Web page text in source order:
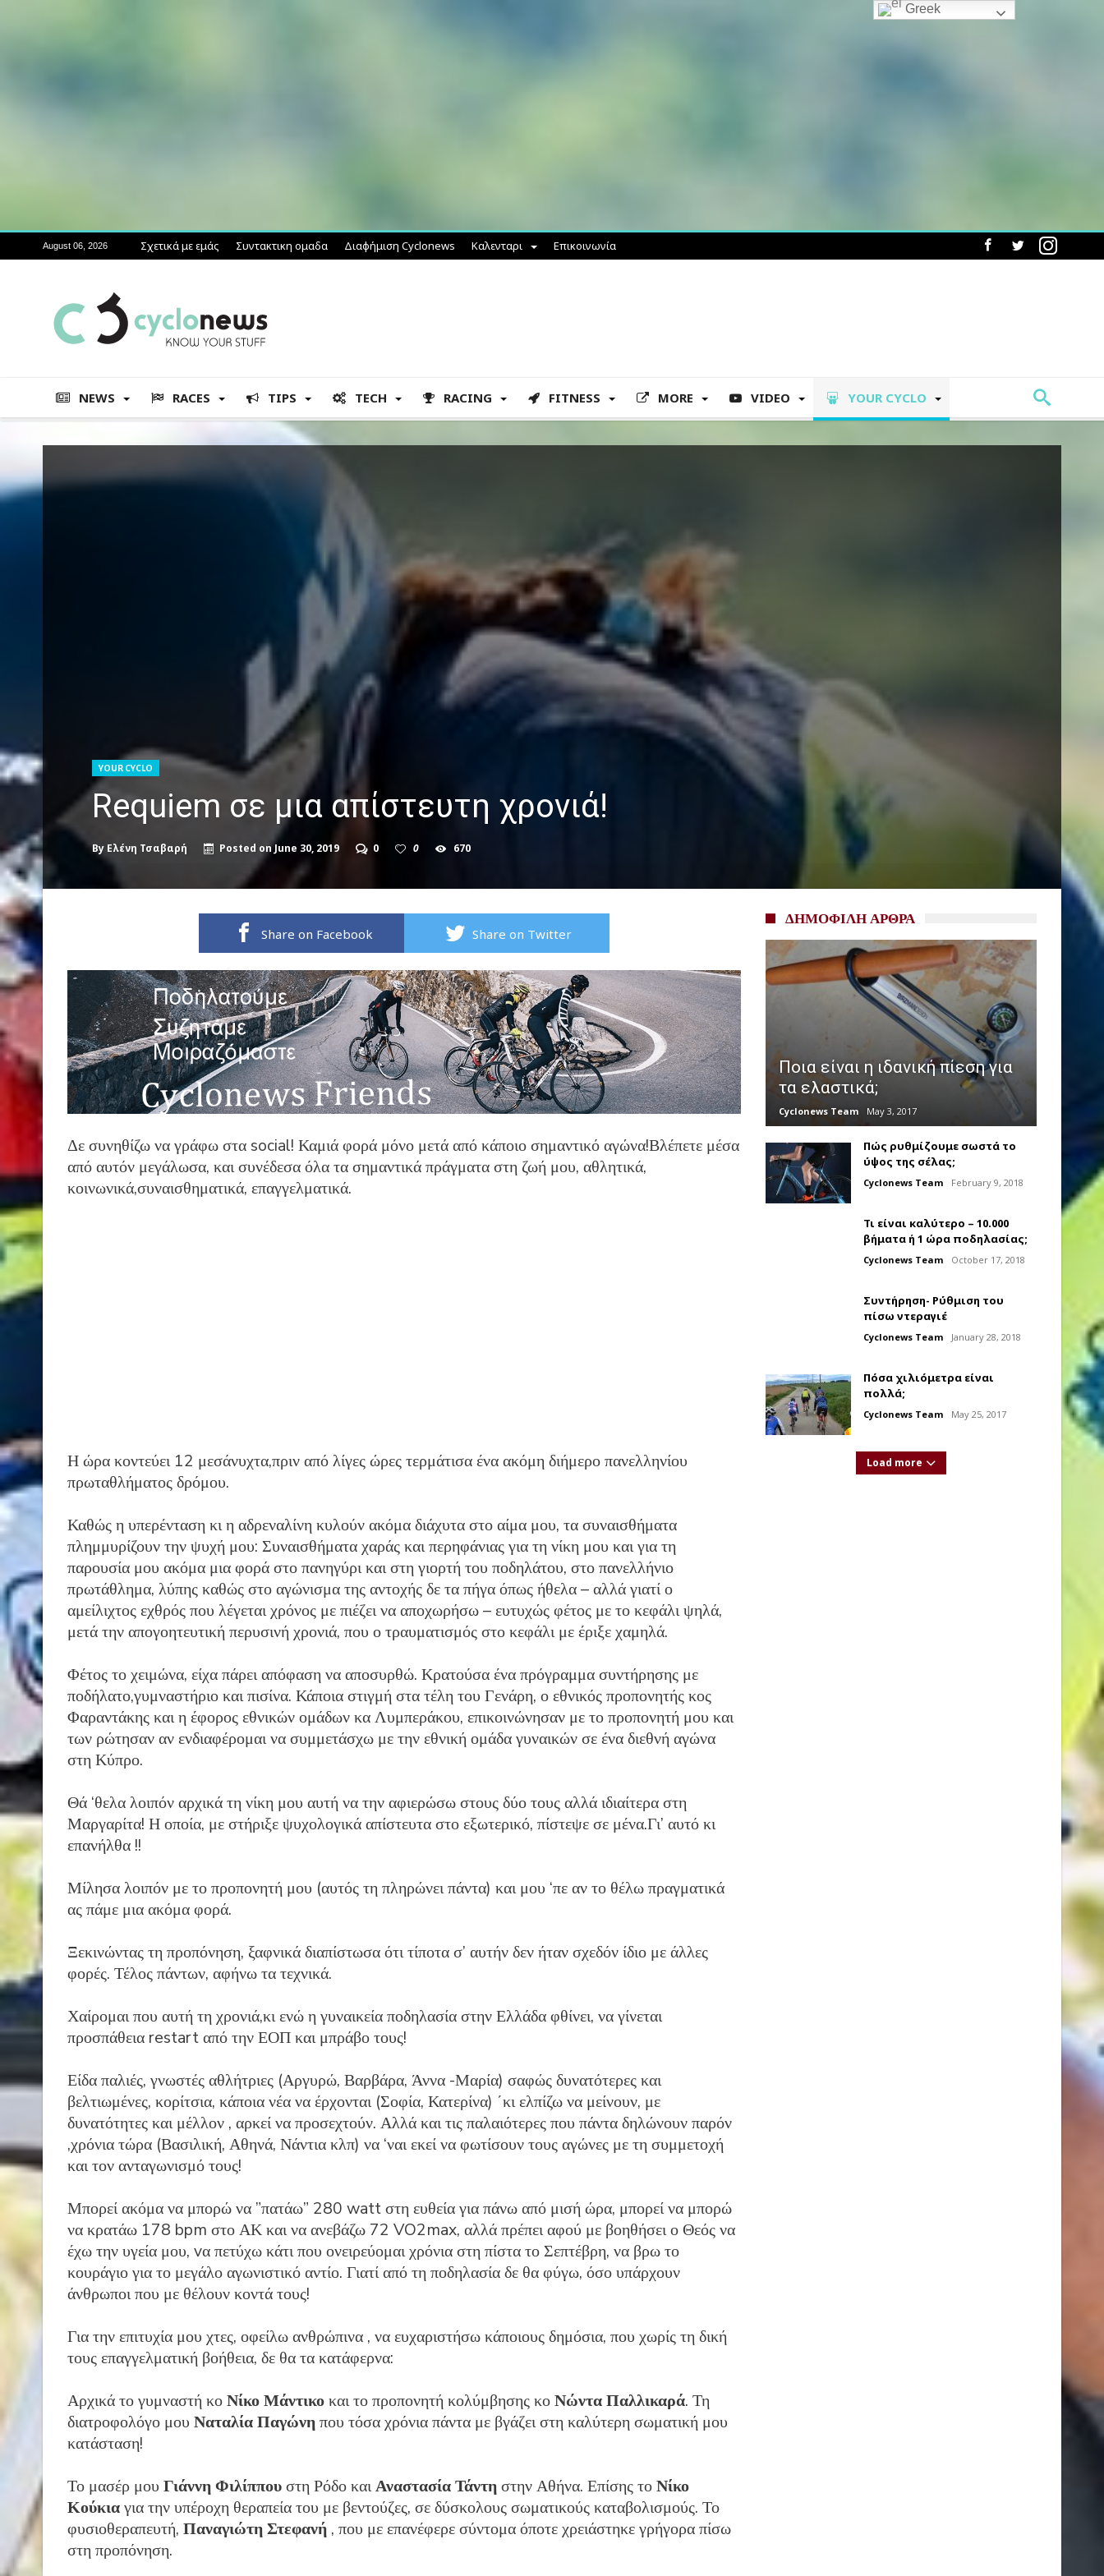
August 06, 2026 Σχετικά με εμάς Συντακτικη ομαδα Διαφήμιση Cyclonews Καλενταρι Επικοινωνία
NEWS RACES TIPS TECH RACING FITNESS MORE VIDEO YOUR CYCLO
YOUR CYCLO
Requiem σε μια απίστευτη χρονιά!
By Ελένη Τσαβαρή Posted onJune 30, 2019 0 0 670
Share on Facebook Share on Twitter
Δε συνηθίζω να γράφω στα social! Καμιά φορά μόνο μετά από κάποιο σημαντικό αγώνα!Βλέπετε μέσα
από αυτόν μεγάλωσα, και συνέδεσα όλα τα σημαντικά πράγματα στη ζωή μου, αθλητικά,
κοινωνικά,συναισθηματικά, επαγγελματικά.
Η ώρα κοντεύει 12 μεσάνυχτα,πριν από λίγες ώρες τερμάτισα ένα ακόμη διήμερο πανελληνίου
πρωταθλήματος δρόμου.
Καθώς η υπερένταση κι η αδρεναλίνη κυλούν ακόμα διάχυτα στο αίμα μου, τα συναισθήματα
πλημμυρίζουν την ψυχή μου: Συναισθήματα χαράς και περηφάνιας για τη νίκη μου και για τη
παρουσία μου ακόμα μια φορά στο πανηγύρι και στη γιορτή του ποδηλάτου, στο πανελλήνιο
πρωτάθλημα, λύπης καθώς στο αγώνισμα της αντοχής δε τα πήγα όπως ήθελα – αλλά γιατί ο
αμείλιχτος εχθρός που λέγεται χρόνος με πιέζει να αποχωρήσω – ευτυχώς φέτος με το κεφάλι ψηλά,
μετά την απογοητευτική περυσινή χρονιά, που ο τραυματισμός στο κεφάλι με έριξε χαμηλά.
Φέτος το χειμώνα, είχα πάρει απόφαση να αποσυρθώ. Κρατούσα ένα πρόγραμμα συντήρησης με
ποδήλατο,γυμναστήριο και πισίνα. Κάποια στιγμή στα τέλη του Γενάρη, ο εθνικός προπονητής κος
Φαραντάκης και η έφορος εθνικών ομάδων κα Λυμπεράκου, επικοινώνησαν με το προπονητή μου και
των ρώτησαν αν ενδιαφέρομαι να συμμετάσχω με την εθνική ομάδα γυναικών σε ένα διεθνή αγώνα
στη Κύπρο.
Θά ‘θελα λοιπόν αρχικά τη νίκη μου αυτή να την αφιερώσω στους δύο τους αλλά ιδιαίτερα στη
Μαργαρίτα! Η οποία, με στήριξε ψυχολογικά απίστευτα στο εξωτερικό, πίστεψε σε μένα.Γι’ αυτό κι
επανήλθα !!
Μίλησα λοιπόν με το προπονητή μου (αυτός τη πληρώνει πάντα) και μου ‘πε αν το θέλω πραγματικά
ας πάμε μια ακόμα φορά.
Ξεκινώντας τη προπόνηση, ξαφνικά διαπίστωσα ότι τίποτα σ’ αυτήν δεν ήταν σχεδόν ίδιο με άλλες
φορές. Τέλος πάντων, αφήνω τα τεχνικά.
Χαίρομαι που αυτή τη χρονιά,κι ενώ η γυναικεία ποδηλασία στην Ελλάδα φθίνει, να γίνεται
προσπάθεια restart από την ΕΟΠ καιμπράβοτους!
Είδα παλιές, γνωστές αθλήτριες (Αργυρώ, Βαρβάρα, Άννα -Μαρία) σαφώς δυνατότερες και
βελτιωμένες, κορίτσια, κάποια νέα να έρχονται (Σοφία, Κατερίνα) ΄κι ελπίζω να μείνουν, με
δυνατότητες και μέλλον , αρκεί να προσεχτούν. Αλλά και τις παλαιότερες που πάντα δηλώνουν παρόν
,χρόνια τώρα (Βασιλική, Αθηνά, Νάντια κλπ) να ‘ναι εκεί να φωτίσουν τους αγώνες με τη συμμετοχή
και τον ανταγωνισμό τους!
Μπορεί ακόμα να μπορώ να ”πατάω” 280 watt στη ευθεία για πάνω από μισή ώρα, μπορεί να μπορώ
να κρατάω 178 bpm στο ΑΚ και να ανεβάζω 72 VO2max, αλλά πρέπει αφού με βοηθήσει ο Θεός να
έχω την υγεία μου, vα πετύχω κάτι που ονειρεύομαι χρόνια στη πίστα το Σεπτέβρη, να βρω το
κουράγιο για το μεγάλο αγωνιστικό αντίο. Γιατί από τη ποδηλασία δε θα φύγω, όσο υπάρχουν
άνθρωποι που με θέλουν κοντά τους!
Για την επιτυχία μου χτες, οφείλω ανθρώπινα , να ευχαριστήσω κάποιους δημόσια, που χωρίς τη δική
τους επαγγελματική βοήθεια, δε θα τα κατάφερνα:
Αρχικά το γυμναστή κοΝίκο Μάντικοκαι το προπονητή κολύμβησης κοΝώντα Παλλικαρά. Τη
διατροφολόγο μου Ναταλία Παγώνηπου τόσα χρόνια πάντα με βγάζει στη καλύτερη σωματική μου
κατάσταση!
Το μασέρ μου Γιάννη Φιλίππουστη Ρόδο καιΑναστασία Τάντηστην Αθήνα. Επίσης τοΝίκο
Κούκιαγια την υπέροχη θεραπεία του με βεντούζες, σε δύσκολους σωματικούς καταβολισμούς. Το
φυσιοθεραπευτή, Παναγιώτη Στεφανή , που με επανέφερε σύντομα όποτε χρειάστηκε γρήγορα πίσω
στη προπόνηση.
ΔΗΜΟΦΙΛΗ ΑΡΘΡΑ
Ποια είναι η ιδανική πίεση για
τα ελαστικά;
Cyclonews Team May 3, 2017
Πώς ρυθμίζουμε σωστά το
ύψος της σέλας;
Cyclonews Team February 9, 2018
Τι είναι καλύτερο – 10.000
βήματα ή 1 ώρα ποδηλασίας;
Cyclonews Team October 17, 2018
Συντήρηση- Ρύθμιση του
πίσω ντεραγιέ
Cyclonews Team January 28, 2018
Πόσα χιλιόμετρα είναι
πολλά;
Cyclonews Team May 25, 2017
Load more
Greek